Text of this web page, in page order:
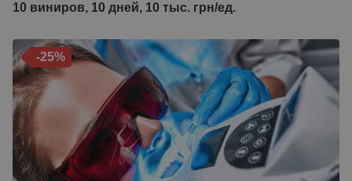
10 виниров, 10 дней, 10 тыс. грн/ед.
-25%